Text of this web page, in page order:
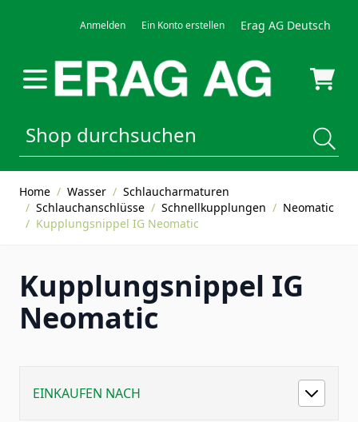
Anmelden Ein Konto erstellen Erag AG Deutsch
Home / Wasser / Schlaucharmaturen
/ Schlauchanschlüsse / Schnellkupplungen / Neomatic
/ Kupplungsnippel IG Neomatic
Kupplungsnippel IG
Neomatic
EINKAUFEN NACH